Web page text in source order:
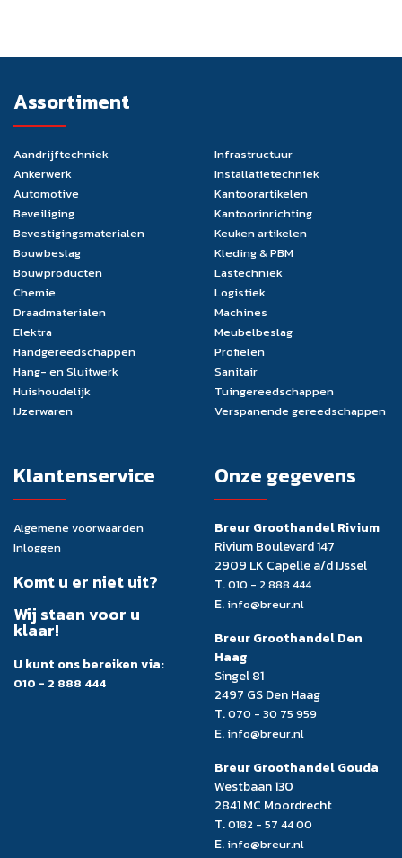
Assortiment
Aandrijftechniek
Ankerwerk
Automotive
Beveiliging
Bevestigingsmaterialen
Bouwbeslag
Bouwproducten
Chemie
Draadmaterialen
Elektra
Handgereedschappen
Hang- en Sluitwerk
Huishoudelijk
IJzerwaren
Infrastructuur
Installatietechniek
Kantoorartikelen
Kantoorinrichting
Keuken artikelen
Kleding & PBM
Lastechniek
Logistiek
Machines
Meubelbeslag
Profielen
Sanitair
Tuingereedschappen
Verspanende gereedschappen
Klantenservice
Algemene voorwaarden
Inloggen
Komt u er niet uit?
Wij staan voor u
klaar!
U kunt ons bereiken via:
010 - 2 888 444
Onze gegevens
Breur Groothandel Rivium
Rivium Boulevard 147
2909 LK Capelle a/d IJssel
T.010 - 2 888 444
E. info@breur.nl
Breur Groothandel Den
Haag
Singel 81
2497 GS Den Haag
T.070 - 30 75 959
E. info@breur.nl
Breur Groothandel Gouda
Westbaan 130
2841 MC Moordrecht
T.0182 - 57 44 00
E. info@breur.nl